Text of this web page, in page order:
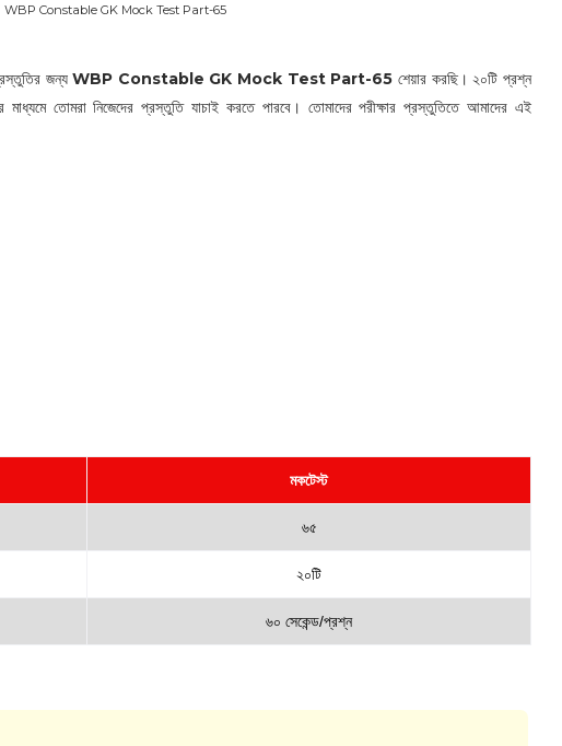
WBP Constable GK Mock Test Part-65
জন্যWBP Constable GK Mock Test Part-65 শেয়ার করছি। ২০টি প্রশ্ন
মাধ্যমে তোমরা নিজেদের প্রস্তুতি যাচাই করতে পারবে। তোমাদের পরীক্ষার প্রস্তুতিতে আমাদের এই
মকটেস্ট
৬৫
২০টি
৬০ সেকেন্ড/প্রশ্ন